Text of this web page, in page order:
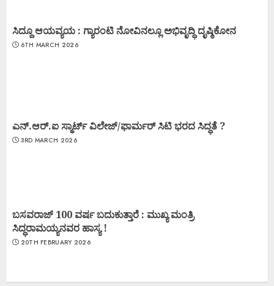
ಸಿದ್ದೂ ಆಯವ್ಯಯ : ಗ್ಯಾರಂಟಿ ನೋವಿನಲ್ಲೂ ಅಭಿವೃದ್ಧಿ ದೃಷ್ಠಿಕೋನ
6TH MARCH 2026
ಎನ್.ಆರ್.ಐ ಸ್ಮಾರ್ಟ್ ವಿಲೇಜ್/ಫಾರ್ಮರ್ ಸಿಟಿ ಭರದ ಸಿದ್ಧತೆ ?
3RD MARCH 2026
ಬಸವರಾಜ್ 100 ವರ್ಷ ಬದುಕುತ್ತಾರೆ : ಮುಖ್ಯ ಮಂತ್ರಿ
ಸಿದ್ಧರಾಮಯ್ಯನವರ ಹಾಸ್ಯ !
20TH FEBRUARY 2026